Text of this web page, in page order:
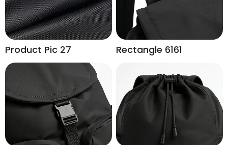
Product Pic 27 Rectangle 6161